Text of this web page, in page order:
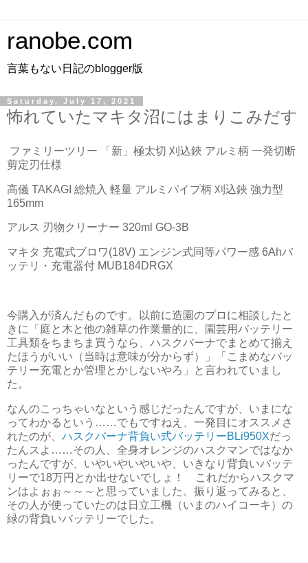
ranobe.com
言葉もない日記のblogger版
Saturday, July 17, 2021
怖れていたマキタ沼にはまりこみだす
ファミリーツリー 「新」極太切 刈込鋏 アルミ柄 一発切断
剪定刃仕様
高儀 TAKAGI 総焼入 軽量 アルミパイプ柄 刈込鋏 強力型
165mm
アルス 刃物クリーナー 320ml GO-3B
マキタ 充電式ブロワ(18V) エンジン式同等パワー感 6Ahバ
ッテリ・充電器付 MUB184DRGX
今購入が済んだものです。以前に造園のプロに相談したと
きに「庭と木と他の雑草の作業量的に、園芸用バッテリー
工具類をちまちま買うなら、ハスクバーナでまとめて揃え
たほうがいい（当時は意味が分からず）」「こまめなバッ
テリー充電とか管理とかしないやろ」と言われていまし
た。
なんのこっちゃいなという感じだったんですが、いまにな
ってわかるという……でもですねえ、一発目にオススメさ
れたのが、 ハスクバーナ背負い式バッテリーBLi950Xだっ
たんスよ……その人、全身オレンジのハスクマンではなか
ったんですが、いやいやいやいや、いきなり背負いバッテ
リーで18万円とか出せないでしょ！ これだからハスクマ
ンはよぉぉ～～～と思っていました。振り返ってみると、
その人が使っていたのは日立工機（いまのハイコーキ）の
緑の背負いバッテリーでした。